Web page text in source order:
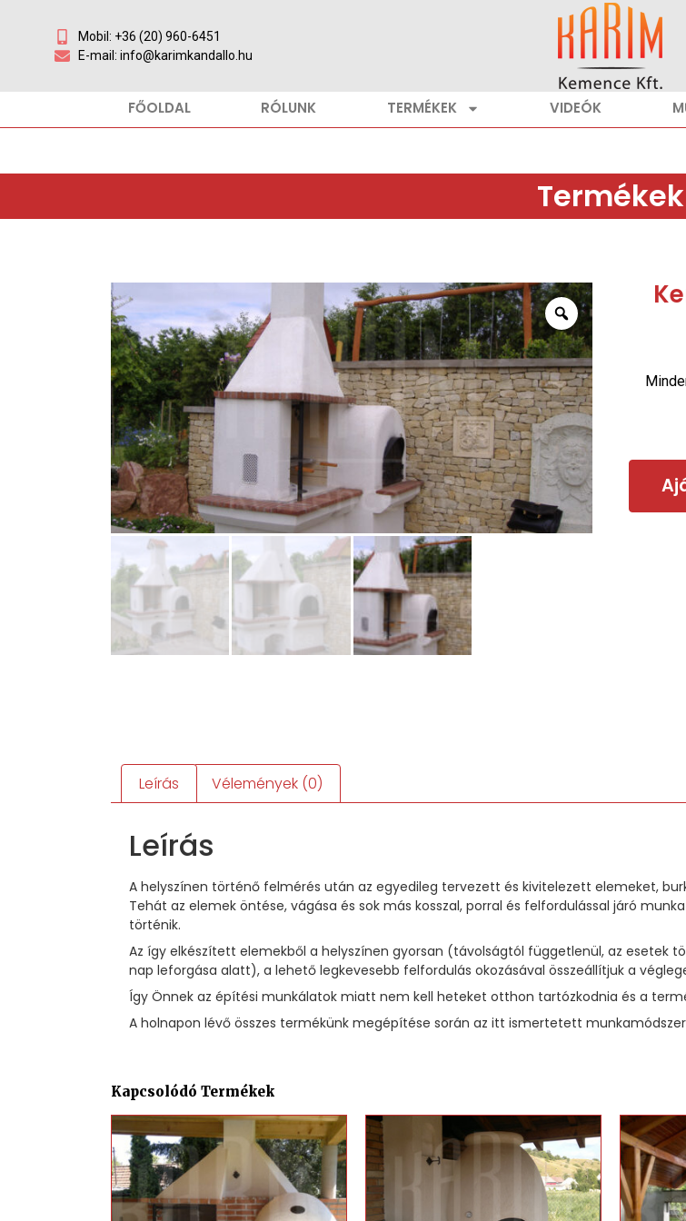
Mobil: +36 (20) 960-6451
E-mail: info@karimkandallo.hu
FŐOLDAL RÓLUNK TERMÉKEK VIDEÓK
Termékek
Leírás Vélemények (0)
Leírás
A helyszínen történő felmérés után az egyedileg tervezett és kivitelezett elemeket,
Tehát az elemek öntése, vágása és sok más kosszal, porral és felfordulással járó
történik.
Az így elkészített elemekből a helyszínen gyorsan (távolságtól függetlenül, az esetek
nap leforgása alatt), a lehető legkevesebb felfordulás okozásával összeállítjuk a
Így Önnek az építési munkálatok miatt nem kell heteket otthon tartózkodnia és a
A holnapon lévő összes termékünk megépítése során az itt ismertetett
Kapcsolódó Termékek